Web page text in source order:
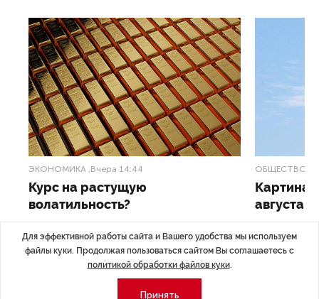
ЭКОНОМИКА ,Вчера 14:44
Курс на растущую
волатильность?
Министерство финансов РФ наращивает покупку
золота в резервы.
ОБЩЕСТВО
Картина
августа
Рассказываем
и мире,
Для эффективной работы сайта и Вашего удобства мы используем
файлы куки. Продолжая пользоваться сайтом Вы соглашаетесь с
политикой обработки файлов куки.
Принять